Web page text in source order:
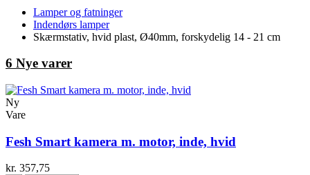
Lamper og fatninger
Indendørs lamper
Skærmstativ, hvid plast, Ø40mm, forskydelig 14 - 21 cm
6 Nye varer
Ny
Vare
Fesh Smart kamera m. motor, inde, hvid
kr. 357,75